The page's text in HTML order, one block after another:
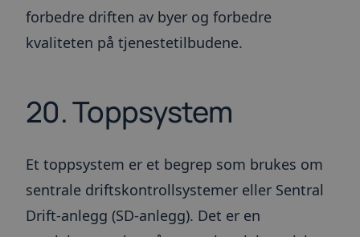
forbedre driften av byer og forbedre
kvaliteten på tjenestetilbudene.
20. Toppsystem
Et toppsystem er et begrep som brukes om
sentrale driftskontrollsystemer eller Sentral
Drift-anlegg (SD-anlegg). Det er en